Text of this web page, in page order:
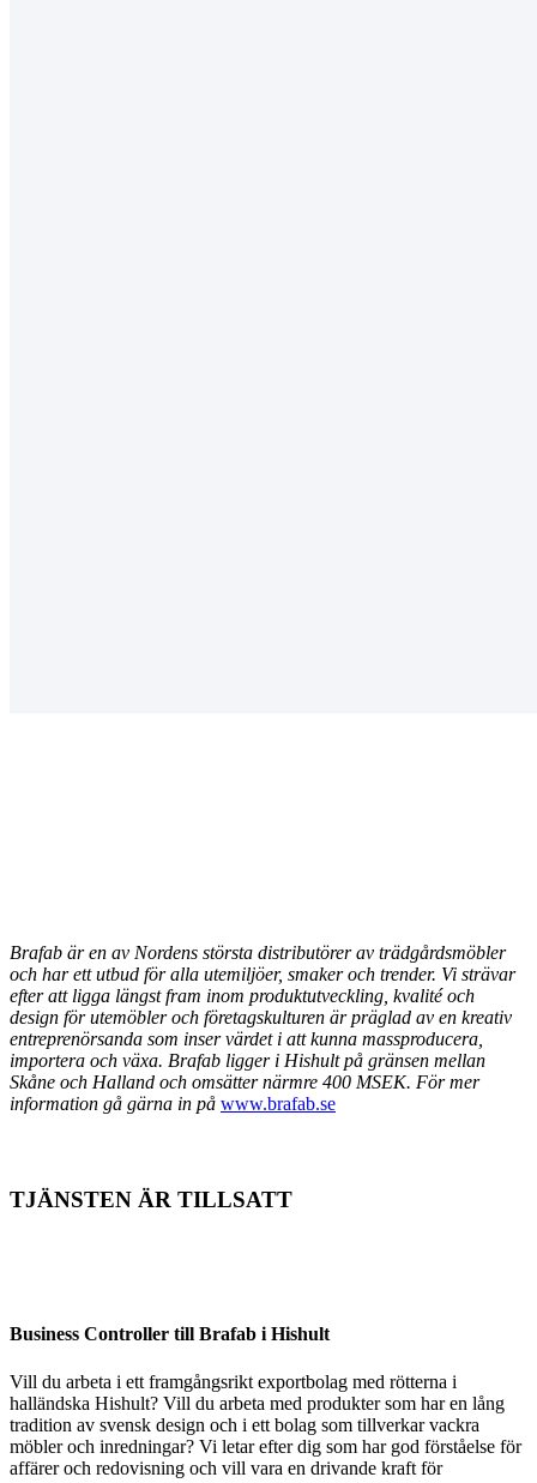
Brafab är en av Nordens största distributörer av trädgårdsmöbler
och har ett utbud för alla utemiljöer, smaker och trender. Vi strävar
efter att ligga längst fram inom produktutveckling, kvalité och
design för utemöbler och företagskulturen är präglad av en kreativ
entreprenörsanda som inser värdet i att kunna massproducera,
importera och växa. Brafab ligger i Hishult på gränsen mellan
Skåne och Halland och omsätter närmre 400 MSEK. För mer
information gå gärna in på www.brafab.se
TJÄNSTEN ÄR TILLSATT
Business Controller till Brafab i Hishult
Vill du arbeta i ett framgångsrikt exportbolag med rötterna i
halländska Hishult? Vill du arbeta med produkter som har en lång
tradition av svensk design och i ett bolag som tillverkar vackra
möbler och inredningar? Vi letar efter dig som har god förståelse för
affärer och redovisning och vill vara en drivande kraft för